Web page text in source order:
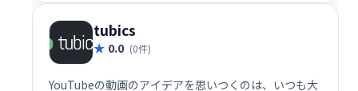
tubics
0.0 (0件)
YouTubeの動画のアイデアを思いつくのは、いつも大